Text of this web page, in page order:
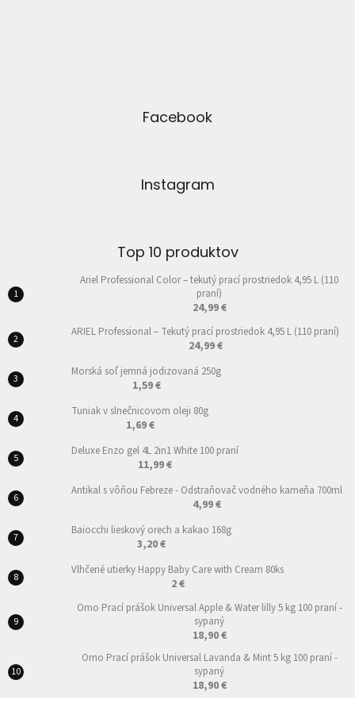
Facebook
Instagram
Top 10 produktov
Ariel Professional Color – tekutý prací prostriedok 4,95 L (110
praní)
24,99 €
ARIEL Professional – Tekutý prací prostriedok 4,95 L (110 praní)
24,99 €
Morská soľ jemná jodizovaná 250g
1,59 €
Tuniak v slnečnicovom oleji 80g
1,69 €
Deluxe Enzo gel 4L 2in1 White 100 praní
11,99 €
Antikal s vôňou Febreze - Odstraňovač vodného kameňa 700ml
4,99 €
Baiocchi lieskový orech a kakao 168g
3,20 €
Vlhčené utierky Happy Baby Care with Cream 80ks
2 €
Omo Prací prášok Universal Apple & Water lilly 5 kg 100 praní -
sypaný
18,90 €
Omo Prací prášok Universal Lavanda & Mint 5 kg 100 praní -
sypaný
18,90 €